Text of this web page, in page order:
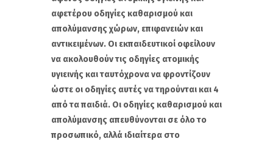
αφετέρου οδηγίες καθαρισμού και
απολύμανσης χώρων, επιφανειών και
αντικειμένων. Οι εκπαιδευτικοί οφείλουν
να ακολουθούν τις οδηγίες ατομικής
υγιεινής και ταυτόχρονα να φροντίζουν
ώστε οι οδηγίες αυτές να τηρούνται και 4
από τα παιδιά. Οι οδηγίες καθαρισμού και
απολύμανσης απευθύνονται σε όλο το
προσωπικό, αλλά ιδιαίτερα στο